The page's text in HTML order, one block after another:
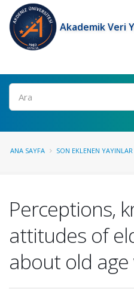
Akademik Veri
Ara
ANA SAYFA SON EKLENEN YAYINLAR
Perceptions,
attitudes of
about old